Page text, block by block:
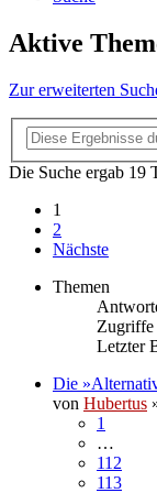
Aktive
Zur erweiterten
Die Suche ergab 19
1
2
Nächste
Themen
Zugriffe
Letzter
Die
von Hubertus
1
…
112
113